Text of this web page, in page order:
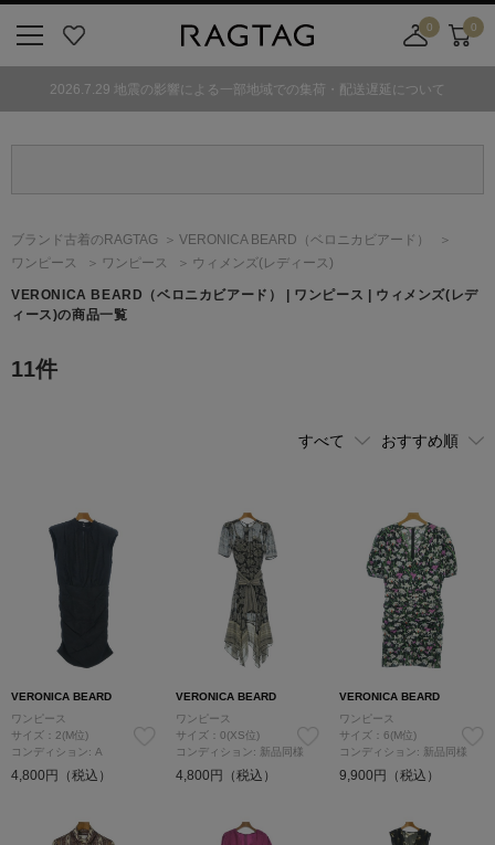
気
0
舗
カ
ト
0
2026.7.29 地震の影響による一部地域での集荷・配送遅延について
ブランド古着のRAGTAG VERONICA BEARD （ベロニカビアード）
ワンピース
ワンピース ウィメンズ(レディース)
VERONICA BEARD （ベロニカビアード）
| ワンピース | ウィメンズ(レデ
ィース)の商品一覧
11件
VERONICA BEARD
ワンピース
サイズ：2(M位)
コンディション: A
4,800円（税込）
VERONICA BEARD
ワンピース
サイズ：0(XS位)
コンディション: 新品同様
4,800円（税込）
VERONICA BEARD
ワンピース
サイズ：6(M位)
コンディション: 新品同様
9,900円（税込）